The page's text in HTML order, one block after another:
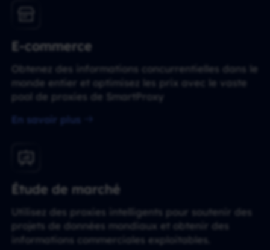
E-commerce
Obtenez des informations concurrentielles dans le
monde entier et optimisez les prix avec le vaste
pool de proxies de SmartProxy
En savoir plus
Étude de marché
Utilisez des proxies intelligents pour soutenir des
projets de données mondiaux et obtenir des
informations commerciales exploitables.